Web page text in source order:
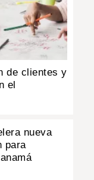
de clientes y
el
nueva
para